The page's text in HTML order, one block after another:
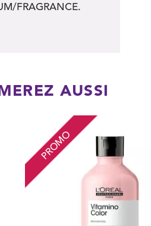
FRAGRANCE.
AUSSI
PROMO